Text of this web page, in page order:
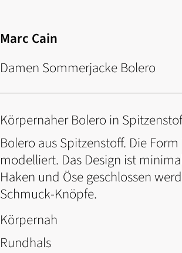
Marc Cain
Damen Sommerjacke Bolero
Körpernaher Bolero in
Bolero aus Spitzenstoff. Die
modelliert. Das Design ist
Haken und Öse geschlossen
Schmuck-Knöpfe.
Körpernah
Rundhals